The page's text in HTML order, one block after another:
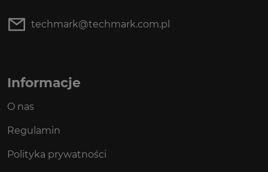
techmark@techmark.com.pl
Informacje
O nas
Regulamin
Polityka prywatności